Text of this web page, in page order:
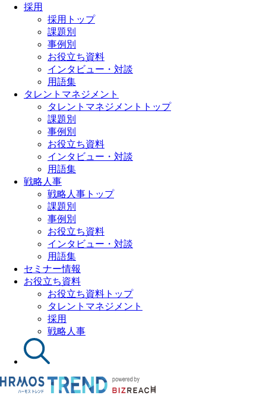
採用
採用トップ
課題別
事例別
お役立ち資料
インタビュー・対談
用語集
タレントマネジメント
タレントマネジメントトップ
課題別
事例別
お役立ち資料
インタビュー・対談
用語集
戦略人事
戦略人事トップ
課題別
事例別
お役立ち資料
インタビュー・対談
用語集
セミナー情報
お役立ち資料
お役立ち資料トップ
タレントマネジメント
採用
戦略人事